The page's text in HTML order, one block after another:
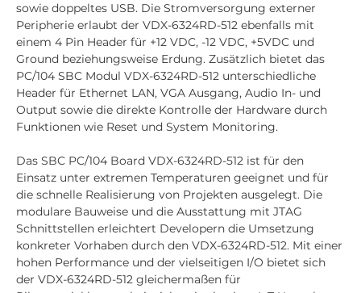
sowie doppeltes USB. Die Stromversorgung externer
Peripherie erlaubt der VDX-6324RD-512 ebenfalls mit
einem 4 Pin Header für +12 VDC, -12 VDC, +5VDC und
Ground beziehungsweise Erdung. Zusätzlich bietet das
PC/104 SBC Modul VDX-6324RD-512 unterschiedliche
Header für Ethernet LAN, VGA Ausgang, Audio In- und
Output sowie die direkte Kontrolle der Hardware durch
Funktionen wie Reset und System Monitoring.
Das SBC PC/104 Board VDX-6324RD-512 ist für den
Einsatz unter extremen Temperaturen geeignet und für
die schnelle Realisierung von Projekten ausgelegt. Die
modulare Bauweise und die Ausstattung mit JTAG
Schnittstellen erleichtert Developern die Umsetzung
konkreter Vorhaben durch den VDX-6324RD-512. Mit einer
hohen Performance und der vielseitigen I/O bietet sich
der VDX-6324RD-512 gleichermaßen für